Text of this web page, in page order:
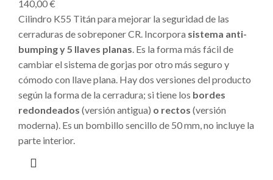
140,00€
Cilindro K55 Titán para mejorar la seguridad de las
cerraduras de sobreponer CR. Incorpora sistema anti-
bumping y 5 llaves planas . Es la forma más fácil de
cambiar el sistema de gorjas por otro más seguro y
cómodo con llave plana. Hay dos versiones del producto
según la forma de la cerradura; si tiene los bordes
redondeados (versión antigua) o rectos (versión
moderna). Es un bombillo sencillo de 50 mm, no incluye la
parte interior.